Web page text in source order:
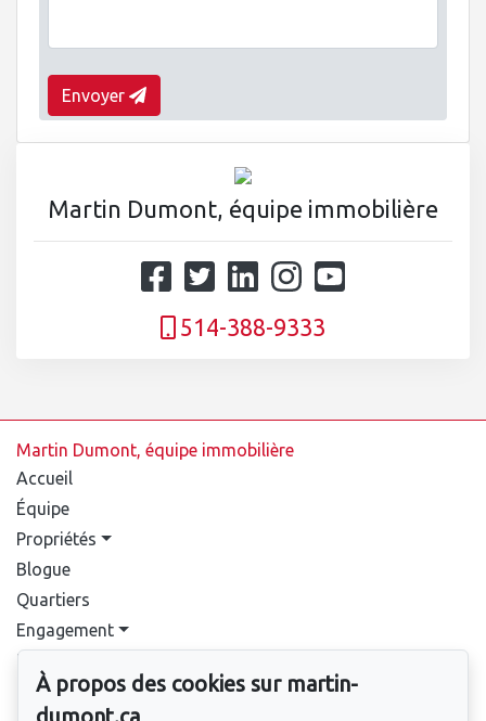
Envoyer
Martin Dumont, équipe immobilière
514-388-9333
Martin Dumont, équipe immobilière
Accueil
Équipe
Propriétés
Blogue
Quartiers
Engagement
Relocalisation
Projets neufs
À propos des cookies sur martin-